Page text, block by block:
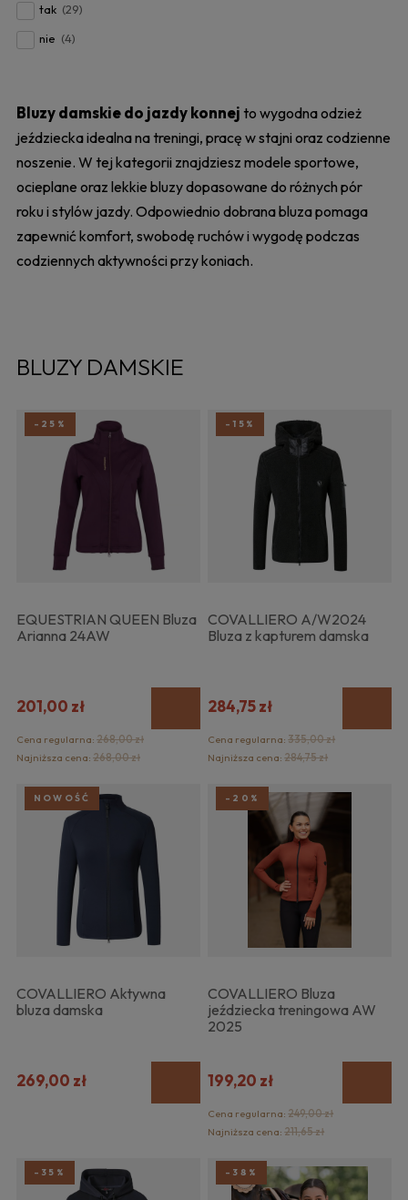
tak (29)
nie (4)
Bluzy damskie do jazdy konnej to wygodna odzież
jeździecka idealna na treningi, pracę w stajni oraz codzienne
noszenie. W tej kategorii znajdziesz modele sportowe,
ocieplane oraz lekkie bluzy dopasowane do różnych pór
roku i stylów jazdy. Odpowiednio dobrana bluza pomaga
zapewnić komfort, swobodę ruchów i wygodę podczas
codziennych aktywności przy koniach.
BLUZY DAMSKIE
EQUESTRIAN QUEEN Bluza
Arianna 24AW
201,00 zł
Cena regularna: 268,00 zł
Najniższa cena: 268,00 zł
-25%
COVALLIERO A/W2024
Bluza z kapturem damska
284,75 zł
Cena regularna:335,00 zł
Najniższa cena:284,75 zł
-15%
COVALLIERO Aktywna
bluza damska
269,00 zł
NOWOŚĆ
COVALLIERO Bluza
jeździecka treningowa AW
2025
199,20 zł
Cena regularna:249,00 zł
Najniższa cena:211,65 zł
-20%
-35% -38%